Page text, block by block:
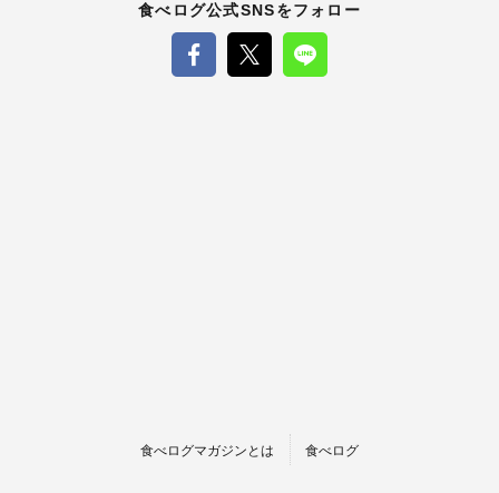
食べログ公式SNSをフォロー
食べログマガジンとは 食べログ